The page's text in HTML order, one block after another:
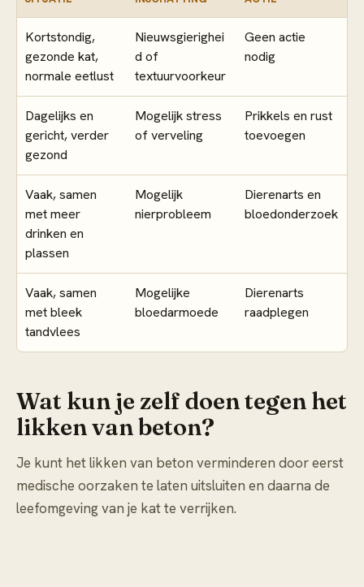
Kortstondig,
gezonde kat,
normale eetlust
Nieuwsgierighei
d of
textuurvoorkeur
Geen actie
nodig
Dagelijks en
gericht, verder
gezond
Mogelijk stress
of verveling
Prikkels en rust
toevoegen
Vaak, samen
met meer
drinken en
plassen
Mogelijk
nierprobleem
Dierenarts en
bloedonderzoek
Vaak, samen
met bleek
tandvlees
Mogelijke
bloedarmoede
Dierenarts
raadplegen
Wat kun je zelf doen tegen het
likken van beton?
Je kunt het likken van beton verminderen door eerst
medische oorzaken te laten uitsluiten en daarna de
leefomgeving van je kat te verrijken.